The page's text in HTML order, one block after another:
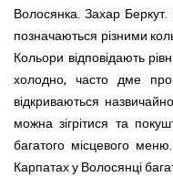
Волосянка. Захар Беркут.
позначаються різними
Кольори відповідають
холодно, часто дме
відкриваються
можна зігрітися та
багатого місцевого
Карпатах у Волосянці